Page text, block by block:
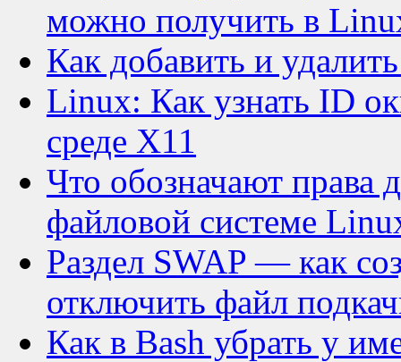
можно получить в
Как добавить и
Linux: Как узнать ID
среде X11
Что обозначают права
файловой системе
Раздел SWAP — как
отключить файл
Как в Bash убрать у